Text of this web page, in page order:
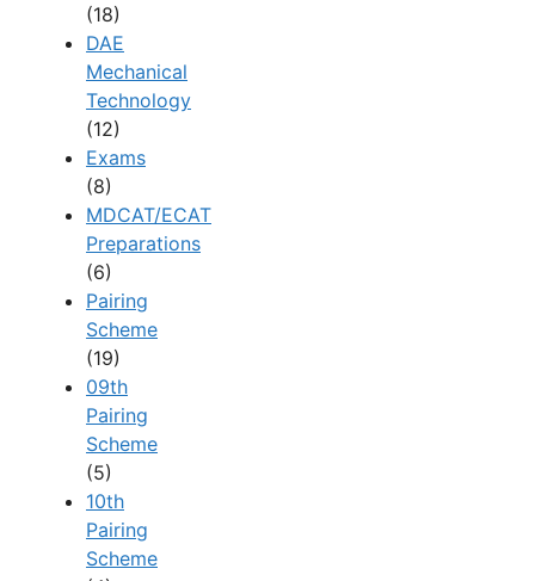
(18)
DAE
Mechanical
Technology
(12)
Exams
(8)
MDCAT/ECAT
Preparations
(6)
Pairing
Scheme
(19)
09th
Pairing
Scheme
(5)
10th
Pairing
Scheme